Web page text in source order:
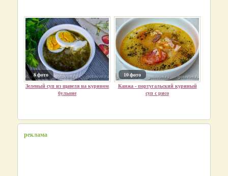
8 фото
Зеленый суп из щавеля на курином
бульоне
10 фото
Канжа - португальский куриный
суп с рисо
реклама